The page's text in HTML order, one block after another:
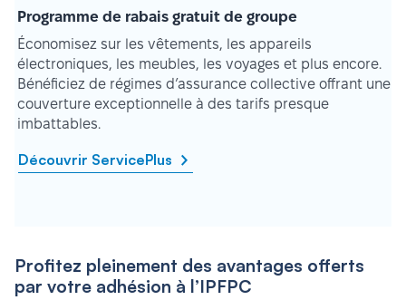
Programme de rabais gratuit de groupe
Économisez sur les vêtements, les appareils
électroniques, les meubles, les voyages et plus encore.
Bénéficiez de régimes d’assurance collective offrant une
couverture exceptionnelle à des tarifs presque
imbattables.
Découvrir ServicePlus
Profitez pleinement des avantages offerts
par votre adhésion à l’IPFPC